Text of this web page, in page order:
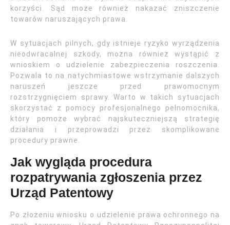
korzyści. Sąd może również nakazać zniszczenie
towarów naruszających prawa.
W sytuacjach pilnych, gdy istnieje ryzyko wyrządzenia
nieodwracalnej szkody, można również wystąpić z
wnioskiem o udzielenie zabezpieczenia roszczenia.
Pozwala to na natychmiastowe wstrzymanie dalszych
naruszeń jeszcze przed prawomocnym
rozstrzygnięciem sprawy. Warto w takich sytuacjach
skorzystać z pomocy profesjonalnego pełnomocnika,
który pomoże wybrać najskuteczniejszą strategię
działania i przeprowadzi przez skomplikowane
procedury prawne.
Jak wygląda procedura
rozpatrywania zgłoszenia przez
Urząd Patentowy
Po złożeniu wniosku o udzielenie prawa ochronnego na